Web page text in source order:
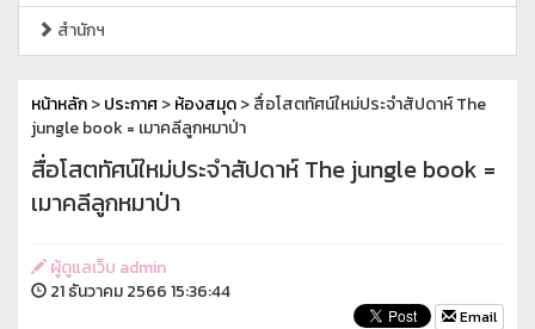
สำนักฯ
หน้าหลัก>ประกาศ>ห้องสมุด> สื่อโสตทัศน์ใหม่ประจำสัปดาห์ The
jungle book = เมาคลีลูกหมาป่า
สื่อโสตทัศน์ใหม่ประจำสัปดาห์ The jungle book =
เมาคลีลูกหมาป่า
ผู้ดูแลเว็บ admin
21 ธันวาคม 2566 15:36:44
Email